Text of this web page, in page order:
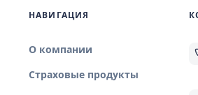
НАВИГАЦИЯ
О компании
Страховые продукты